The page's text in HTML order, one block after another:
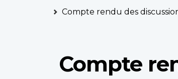
ACC
Compte rendu des
Compte